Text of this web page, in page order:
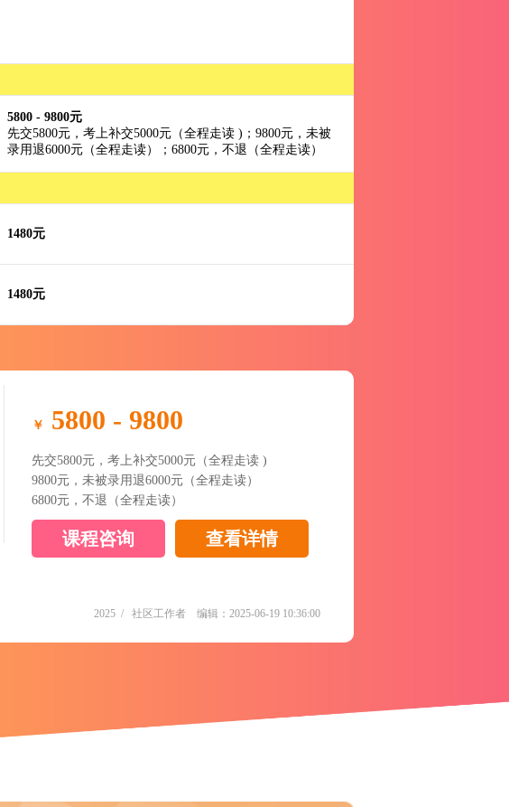
5800 - 9800元
先交5800元，考上补交5000元（全程走读 )；9800元，未被
录用退6000元（全程走读）；6800元，不退（全程走读）
1480元
1480元
￥ 5800 - 9800
先交5800元，考上补交5000元（全程走读 )
9800元，未被录用退6000元（全程走读）
6800元，不退（全程走读）
课程咨询 查看详情
2025 / 社区工作者 编辑： 2025-06-19 10:36:00